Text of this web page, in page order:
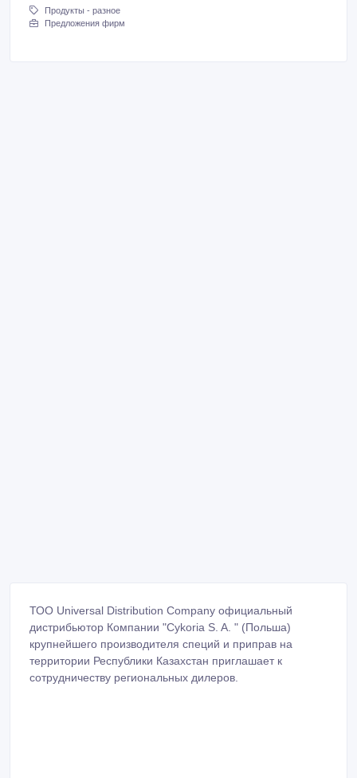
Продукты - разное
Предложения фирм
ТОО Universal Distribution Company официальный
дистрибьютор Компании "Cykoria S. A. " (Польша)
крупнейшего производителя специй и приправ на
территории Республики Казахстан приглашает к
сотрудничеству региональных дилеров.